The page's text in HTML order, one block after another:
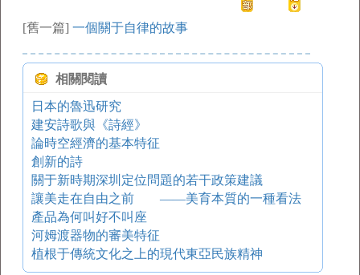
[舊一篇] 一個關于自律的故事
相關閱讀
日本的魯迅研究
建安詩歌與《詩經》
論時空經濟的基本特征
創新的詩
關于新時期深圳定位問題的若干政策建議
讓美走在自由之前 ——美育本質的一種看法
產品為何叫好不叫座
河姆渡器物的審美特征
植根于傳統文化之上的現代東亞民族精神